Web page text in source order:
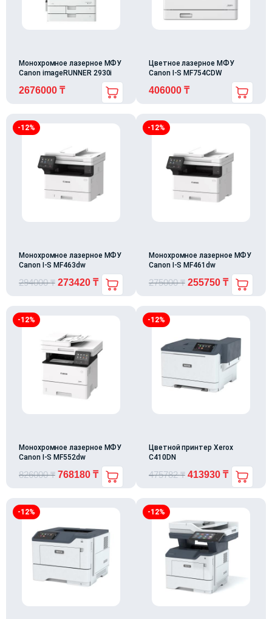
Монохромное лазерное МФУ
Canon imageRUNNER 2930i
2676000 ₸
Цветное лазерное МФУ
Canon I-S MF754CDW
406000 ₸
-12%
Монохромное лазерное МФУ
Canon I-S MF463dw
294000₸ 273420 ₸
-12%
Монохромное лазерное МФУ
Canon I-S MF461dw
275000₸ 255750 ₸
-12%
Монохромное лазерное МФУ
Canon I-S MF552dw
826000₸ 768180 ₸
-12%
Цветной принтер Xerox
C410DN
475782₸ 413930 ₸
-12% -12%